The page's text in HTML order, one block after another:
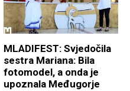
MLADIFEST: Svjedočila
sestra Mariana: Bila
fotomodel, a onda je
upoznala Međugorje